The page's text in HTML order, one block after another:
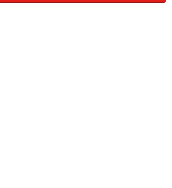
気に入りです」とそれぞれ話してく